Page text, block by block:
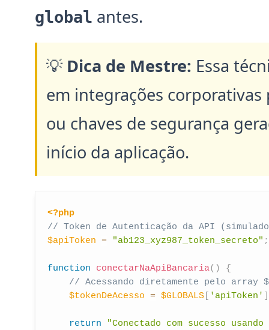
global antes.
💡 Dica de Mestre: Essa
em integrações
ou chaves de segurança
início da aplicação.
<?php
// Token de Autenticação da API
$apiToken = "ab123_xyz987_token_secreto" ;
function conectarNaApiBancaria( )
{
// Acessando diretamente pelo array
$tokenDeAcesso = $GLOBALS 'apiToken'
return
"Conectado com sucesso